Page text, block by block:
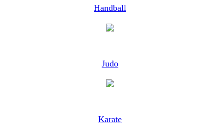
Handball
Judo
Karate